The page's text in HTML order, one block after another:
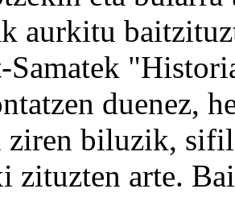
aurkitu
Samatek
duenez,
ziren biluzik,
zituzten arte.